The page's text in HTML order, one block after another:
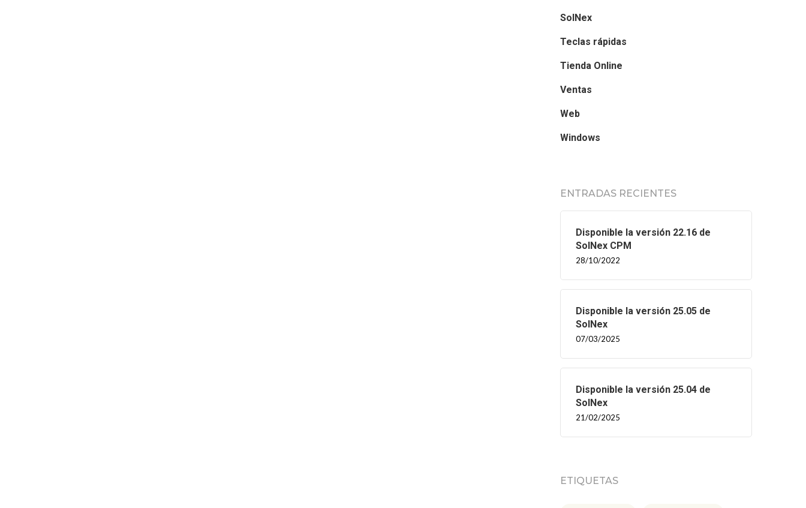
SolNex
Teclas rápidas
Tienda Online
Ventas
Web
Windows
ENTRADAS RECIENTES
Disponible la versión 22.16 de
SolNex CPM
28/10/2022
Disponible la versión 25.05 de
SolNex
07/03/2025
Disponible la versión 25.04 de
SolNex
21/02/2025
ETIQUETAS